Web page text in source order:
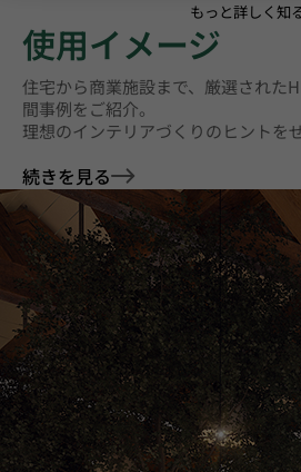
もっと詳しく知
使用イメージ
住宅から商業施設まで、厳選された
間事例をご紹介。
理想のインテリアづくりのヒントを
続きを見る